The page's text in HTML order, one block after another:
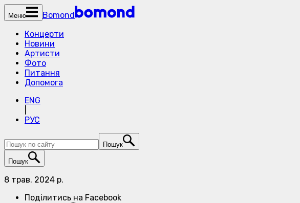
Меню
Bomond
Концерти
Новини
Артисти
Фото
Питання
Допомога
ENG
РУС
Пошук
Пошук
8 трав. 2024 р.
Поділитись на Facebook